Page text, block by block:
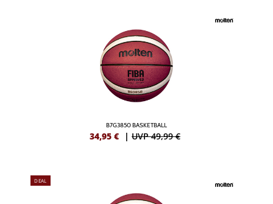
B7G3850 BASKETBALL
34,95 € | UVP 49,99 €
DEAL